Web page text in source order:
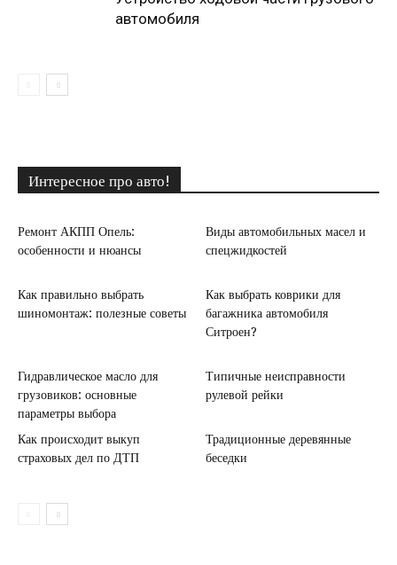
автомобиля
Интересное про авто!
Ремонт АКПП Опель:
особенности и нюансы
Виды автомобильных масел и
спецжидкостей
Как правильно выбрать
шиномонтаж: полезные советы
Как выбрать коврики для
багажника автомобиля
Ситроен?
Гидравлическое масло для
грузовиков: основные
параметры выбора
Типичные неисправности
рулевой рейки
Как происходит выкуп
страховых дел по ДТП
Традиционные деревянные
беседки